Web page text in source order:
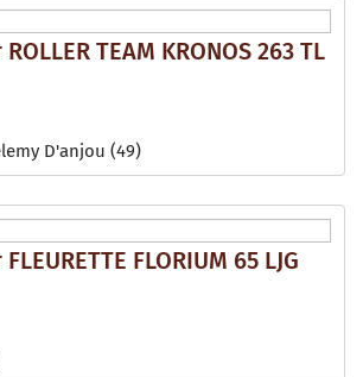
TEAM KRONOS 263 TL
D'anjou (49)
FLORIUM 65 LJG